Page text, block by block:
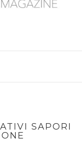
SAPORI